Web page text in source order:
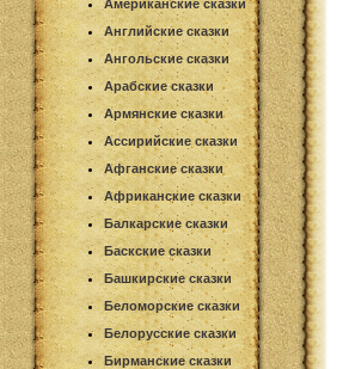
Американские сказки
Английские сказки
Ангольские сказки
Арабские сказки
Армянские сказки
Ассирийские сказки
Афганские сказки
Африканские сказки
Балкарские сказки
Баскские сказки
Башкирские сказки
Беломорские сказки
Белорусские сказки
Бирманские сказки